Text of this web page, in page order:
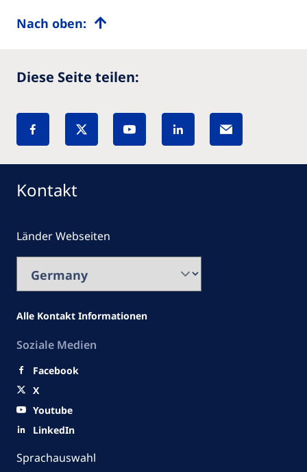
Nach oben:
Diese Seite teilen:
Kontakt
Länder Webseiten
Alle Kontakt Informationen
Soziale Medien
Facebook
X
Youtube
LinkedIn
Sprachauswahl